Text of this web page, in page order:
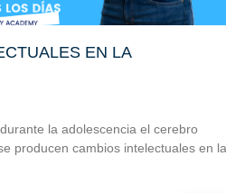
EN LA
la adolescencia el cerebro
producen cambios intelectuales en la